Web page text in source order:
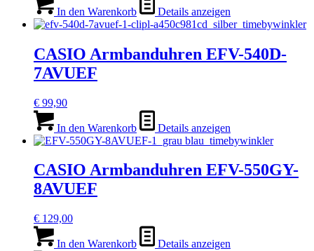
In den Warenkorb Details anzeigen
CASIO Armbanduhren EFV-540D-
7AVUEF
€ 99,90
In den Warenkorb Details anzeigen
CASIO Armbanduhren EFV-550GY-
8AVUEF
€ 129,00
In den Warenkorb Details anzeigen